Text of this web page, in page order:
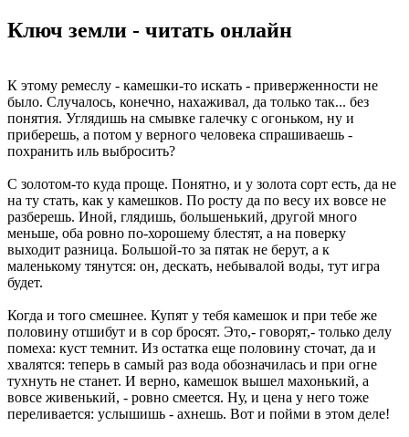
Ключ земли - читать онлайн
К этому ремеслу - камешки-то искать - приверженности не
было. Случалось, конечно, нахаживал, да только так... без
понятия. Углядишь на смывке галечку с огоньком, ну и
приберешь, а потом у верного человека спрашиваешь -
похранить иль выбросить?
С золотом-то куда проще. Понятно, и у золота сорт есть, да не
на ту стать, как у камешков. По росту да по весу их вовсе не
разберешь. Иной, глядишь, большенький, другой много
меньше, оба ровно по-хорошему блестят, а на поверку
выходит разница. Большой-то за пятак не берут, а к
маленькому тянутся: он, дескать, небывалой воды, тут игра
будет.
Когда и того смешнее. Купят у тебя камешок и при тебе же
половину отшибут и в сор бросят. Это,- говорят,- только делу
помеха: куст темнит. Из остатка еще половину сточат, да и
хвалятся: теперь в самый раз вода обозначилась и при огне
тухнуть не станет. И верно, камешок вышел махонький, а
вовсе живенький, - ровно смеется. Ну, и цена у него тоже
переливается: услышишь - ахнешь. Вот и пойми в этом деле!